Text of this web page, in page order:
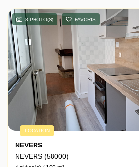
8 PHOTO(S) FAVORIS
LOCATION
NEVERS
NEVERS (58000)